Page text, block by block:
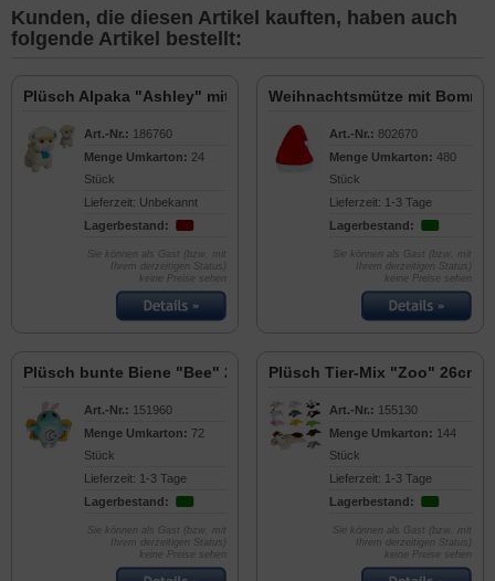
Kunden, die diesen Artikel kauften, haben auch
folgende Artikel bestellt:
Plüsch Alpaka "Ashley" mit Schal 30cm
Art.-Nr.: 186760
Menge Umkarton: 24
Stück
Lieferzeit: Unbekannt
Lagerbestand:
Sie können als Gast (bzw. mit
Ihrem derzeitigen Status)
keine Preise sehen
Weihnachtsmütze mit Bommel
Art.-Nr.: 802670
Menge Umkarton: 480
Stück
Lieferzeit: 1-3 Tage
Lagerbestand:
Sie können als Gast (bzw. mit
Ihrem derzeitigen Status)
keine Preise sehen
Plüsch bunte Biene "Bee" 28cm
Art.-Nr.: 151960
Menge Umkarton: 72
Stück
Lieferzeit: 1-3 Tage
Lagerbestand:
Sie können als Gast (bzw. mit
Ihrem derzeitigen Status)
keine Preise sehen
Plüsch Tier-Mix "Zoo" 26cm
Art.-Nr.: 155130
Menge Umkarton: 144
Stück
Lieferzeit: 1-3 Tage
Lagerbestand:
Sie können als Gast (bzw. mit
Ihrem derzeitigen Status)
keine Preise sehen